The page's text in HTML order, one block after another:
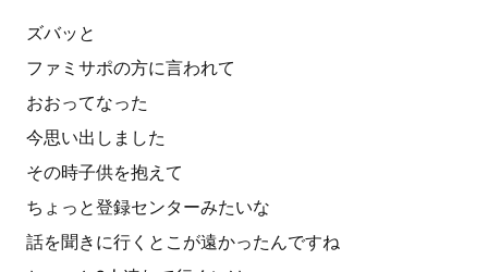
ズバッと
ファミサポの方に言われて
おおってなった
今思い出しました
その時子供を抱えて
ちょっと登録センターみたいな
話を聞きに行くとこが遠かったんですね